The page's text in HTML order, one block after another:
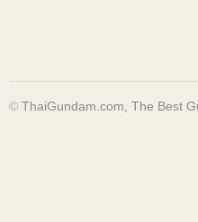
© ThaiGundam.com, The Best